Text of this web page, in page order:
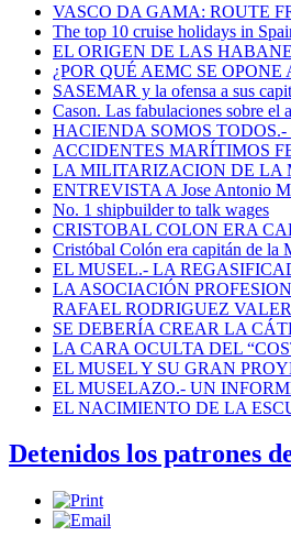
VASCO DA GAMA: ROUTE
The top 10 cruise holidays in
EL ORIGEN DE LAS
¿POR QUÉ AEMC SE
SASEMAR y la ofensa a sus
Cason. Las fabulaciones sobre el
HACIENDA SOMOS
ACCIDENTES MARÍTIMOS
LA MILITARIZACION DE LA
ENTREVISTA A Jose Antonio
No. 1 shipbuilder to talk wages
CRISTOBAL COLON ERA
Cristóbal Colón era capitán de la
EL MUSEL.- LA
LA ASOCIACIÓN
RAFAEL RODRIGUEZ
SE DEBERÍA CREAR LA
LA CARA OCULTA DEL
EL MUSEL Y SU GRAN
EL MUSELAZO.- UN
EL NACIMIENTO DE LA
Detenidos los patrones